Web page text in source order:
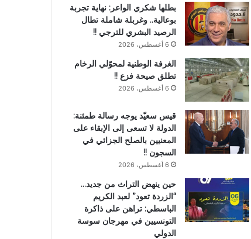
بطلها شكري الواعر: نهاية تجربة
بوعالية.. وغربلة شاملة تطال
الرصيد البشري للترجي !!
6 أغسطس، 2026
الغرفة الوطنية لمحوّلي الرخام
تطلق صيحة فزع !!
6 أغسطس، 2026
قيس سعيّد يوجه رسالة طمئنة:
الدولة لا تسعى إلى الإبقاء على
المعنيين بالصلح الجزائي في
السجون !!
6 أغسطس، 2026
حين ينهض التراث من جديد…
“الزردة تعود” لعبد الكريم
الباسطي: تراهن على ذاكرة
التونسيين في مهرجان سوسة
الدولي